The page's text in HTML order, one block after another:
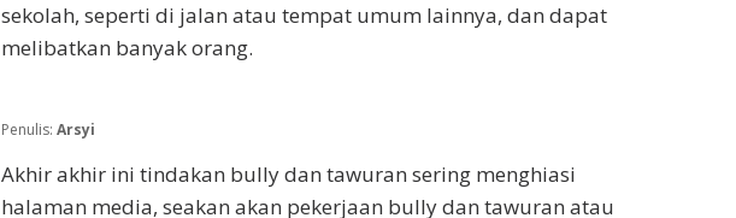
sekolah, seperti di jalan atau tempat umum lainnya, dan dapat
melibatkan banyak orang.
Penulis: Arsyi
Akhir akhir ini tindakan bully dan tawuran sering menghiasi
halaman media, seakan akan pekerjaan bully dan tawuran atau